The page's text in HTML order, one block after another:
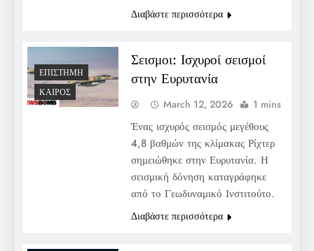
Διαβάστε περισσότερα
ΕΠΙΣΤΉΜΗ
ΚΑΙΡΌΣ
Σεισμοι: Ισχυροί σεισμοί
στην Ευρυτανία
March 12, 2026 1 mins
Ένας ισχυρός σεισμός μεγέθους
4,8 βαθμών της κλίμακας Ρίχτερ
σημειώθηκε στην Ευρυτανία. Η
σεισμική δόνηση καταγράφηκε
από το Γεωδυναμικό Ινστιτούτο.
Διαβάστε περισσότερα